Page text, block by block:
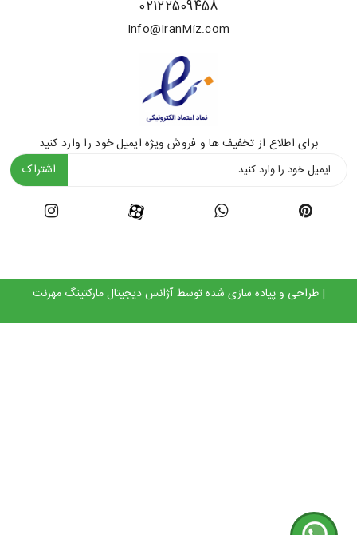
02122509458
Info@IranMiz.com
برای اطلاع از تخفیف ها و فروش ویژه ایمیل خود را وارد کنید
اشتراک
| طراحی و پیاده سازی شده توسطآژانس دیجیتال مارکتینگ مهرنت